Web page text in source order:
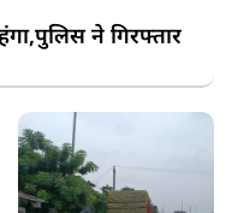
ने गिरफ्तार